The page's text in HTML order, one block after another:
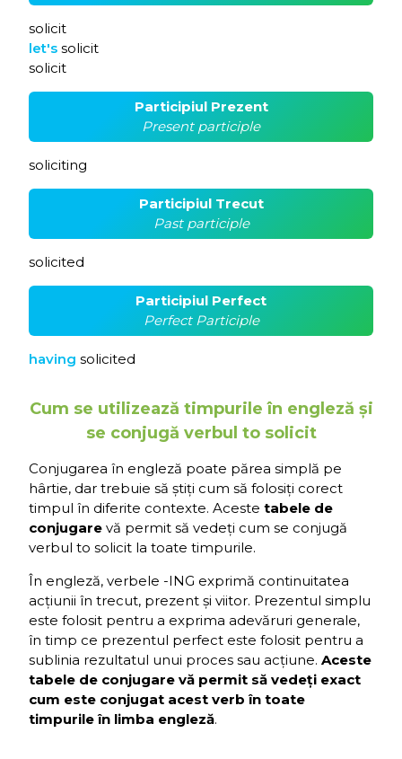
solicit
let's solicit
solicit
Participiul Prezent
Present participle
soliciting
Participiul Trecut
Past participle
solicited
Participiul Perfect
Perfect Participle
having solicited
Cum se utilizează timpurile în engleză și
se conjugă verbul to solicit
Conjugarea în engleză poate părea simplă pe
hârtie, dar trebuie să știți cum să folosiți corect
timpul în diferite contexte. Aceste tabele de
conjugare vă permit să vedeți cum se conjugă
verbul to solicit la toate timpurile.
În engleză, verbele -ING exprimă continuitatea
acțiunii în trecut, prezent și viitor. Prezentul simplu
este folosit pentru a exprima adevăruri generale,
în timp ce prezentul perfect este folosit pentru a
sublinia rezultatul unui proces sau acțiune. Aceste
tabele de conjugare vă permit să vedeți exact
cum este conjugat acest verb în toate
timpurile în limba engleză.